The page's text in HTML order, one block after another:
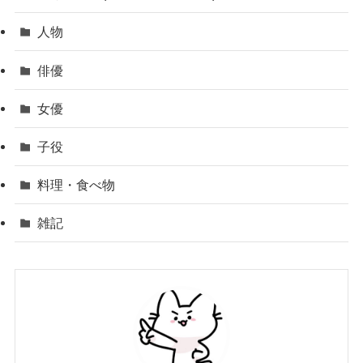
人物
俳優
女優
子役
料理・食べ物
雑記